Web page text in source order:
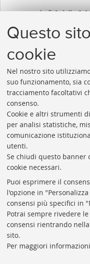
Questo
cookie
Nel nostro sito
suo funzionamento, sia
tracciamento facoltativi
consenso.
Cookie e altri strumenti
per analisi statistiche,
comunicazione
utenti.
Se chiudi questo banner
cookie necessari.
Puoi esprimere il
l'opzione in
consensi più specifici in
Potrai sempre rivedere
consensi rientrando
sito.
Per maggiori informazioni
mercoledì 6 dalle
giovedì 7 dalle